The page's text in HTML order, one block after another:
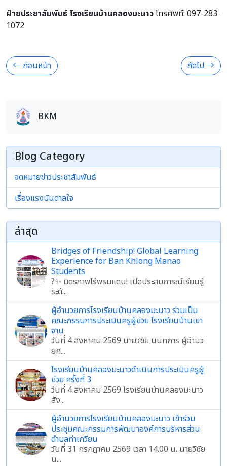
ฝ่ายประชาสัมพันธ์ โรงเรียนบ้านคลองมะนาวโทรศัพท์: 097-283-
1072
ก่อนหน้า ถัดไป
BKM
Blog Category
จดหมายข่าวประชาสัมพันธ์
เรื่องแรงบันดาลใจ
ล่าสุด
Bridges of Friendship! Global Learning
Experience for Ban Khlong Manao
Students
?✨ มิตรภาพไร้พรมแดน! เปิดประสบการณ์เรียนรู้
ระดั...
ผู้อำนวยการโรงเรียนบ้านคลองมะนาว ร่วมเป็น
คณะกรรมการประเมินครูผู้ช่วย โรงเรียนบ้านเขา
จาน
วันที่ 4 สิงหาคม 2569 นายวิชัย นนทการ ผู้อำนว
ยก...
โรงเรียนบ้านคลองมะนาวดำเนินการประเมินครูผู้
ช่วย ครั้งที่ 3
วันที่ 4 สิงหาคม 2569 โรงเรียนบ้านคลองมะนาว
สัง...
ผู้อำนวยการโรงเรียนบ้านคลองมะนาว เข้าร่วม
ประชุมคณะกรรมการพัฒนาองค์การบริหารส่วน
ตำบลท่าเกวียน
วันที่ 31 กรกฎาคม 2569 เวลา 14.00 น. นายวิชัย
น...